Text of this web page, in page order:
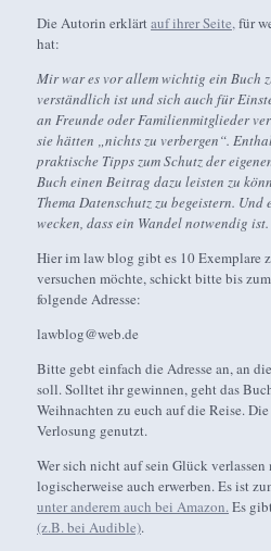
Die Autorin erklärtauf ihrer Seite,für
hat:
Mir war es vor allem wichtig ein Buch
verständlich ist und sich auch für
an Freunde oder Familienmitglieder
sie hätten „nichts zu verbergen“.
praktische Tipps zum Schutz der
Buch einen Beitrag dazu leisten zu
Thema Datenschutz zu begeistern. Und
wecken, dass ein Wandel notwendig ist.
Hier im law blog gibt es 10 Exemplare
versuchen möchte, schickt bitte bis
folgende Adresse:
lawblog@web.de
Bitte gebt einfach die Adresse an, an
soll. Solltet ihr gewinnen, geht das
Weihnachten zu euch auf die Reise.
Verlosung genutzt.
Wer sich nicht auf sein Glück verlassen
logischerweise auch erwerben. Es ist
unter anderem auch bei Amazon.Es
(z.B. bei Audible).